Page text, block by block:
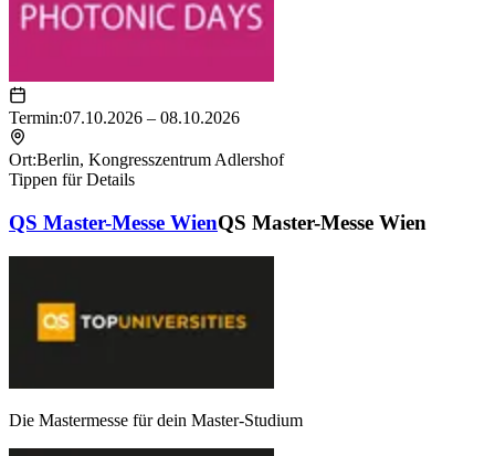
Termin:07.10.2026 – 08.10.2026
Ort:Berlin, Kongresszentrum Adlershof
Tippen für Details
QS Master-Messe WienQS Master-Messe Wien
Die Mastermesse für dein Master-Studium